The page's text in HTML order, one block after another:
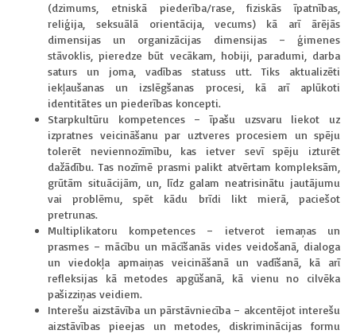
(dzimums, etniskā piederība/rase, fiziskās īpatnības,
reliģija, seksuālā orientācija, vecums) kā arī ārējās
dimensijas un organizācijas dimensijas – ģimenes
stāvoklis, pieredze būt vecākam, hobiji, paradumi, darba
saturs un joma, vadības statuss utt. Tiks aktualizēti
iekļaušanas un izslēgšanas procesi, kā arī aplūkoti
identitātes un piederības koncepti.
Starpkultūru kompetences – īpašu uzsvaru liekot uz
izpratnes veicināšanu par uztveres procesiem un spēju
tolerēt neviennozīmību, kas ietver sevī spēju izturēt
dažādību. Tas nozīmē prasmi palikt atvērtam kompleksām,
grūtām situācijām, un, līdz galam neatrisinātu jautājumu
vai problēmu, spēt kādu brīdi likt mierā, paciešot
pretrunas.
Multiplikatoru kompetences – ietverot iemaņas un
prasmes – mācību un mācīšanās vides veidošanā, dialoga
un viedokļa apmaiņas veicināšanā un vadīšanā, kā arī
refleksijas kā metodes apgūšanā, kā vienu no cilvēka
pašizziņas veidiem.
Interešu aizstāvība un pārstāvniecība – akcentējot interešu
aizstāvības pieejas un metodes, diskriminācijas formu